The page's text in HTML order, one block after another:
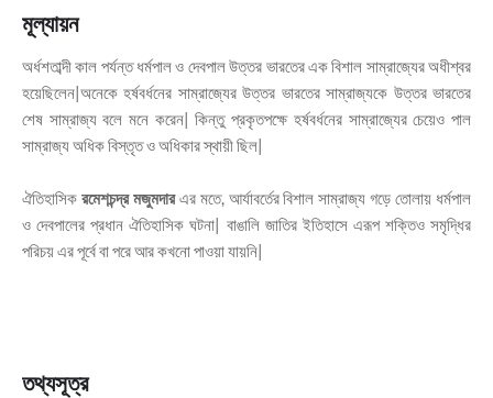
মূল্যায়ন
অর্ধশতাব্দী কাল পর্যন্ত ধর্মপাল ও দেবপাল উত্তর ভারতের এক বিশাল সাম্রাজ্যের অধীশ্বর
হয়েছিলেন|অনেকে হর্ষবর্ধনের সাম্রাজ্যের উত্তর ভারতের সাম্রাজ্যকে উত্তর ভারতের
শেষ সাম্রাজ্য বলে মনে করেন| কিন্তু প্রকৃতপক্ষে হর্ষবর্ধনের সাম্রাজ্যের চেয়েও পাল
সাম্রাজ্য অধিক বিস্তৃত ও অধিকার স্থায়ী ছিল|
ঐতিহাসিক রমেশচন্দ্র মজুমদারএর মতে, আর্যাবর্তের বিশাল সাম্রাজ্য গড়ে তোলায় ধর্মপাল
ও দেবপালের প্রধান ঐতিহাসিক ঘটনা| বাঙালি জাতির ইতিহাসে এরূপ শক্তিও সমৃদ্ধির
পরিচয় এর পূর্বে বা পরে আর কখনো পাওয়া যায়নি|
তথ্যসূত্র